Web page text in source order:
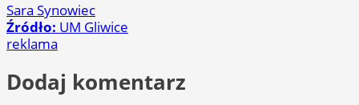
Sara Synowiec
Źródło: UM Gliwice
reklama
Dodaj komentarz